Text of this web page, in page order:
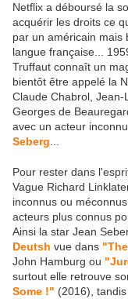
Netflix a déboursé la
acquérir les droits ce
par un américain mais
langue française...
Truffaut connaît un
bientôt être appelé la
Claude Chabrol,
Georges de
avec un acteur
Seberg
Pour rester dans
Vague Richard
inconnus ou
acteurs plus connus
Ainsi la star Jean
Deutsh vue dans
John Hamburg ou
surtout elle retrouve
Some !" (2016),